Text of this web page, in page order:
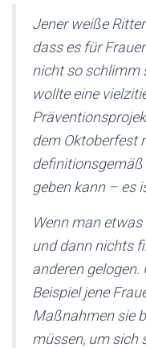
Jener weiße
dass es für
nicht so schlimm
wollte eine
dem Oktoberfest
definitionsgemäß
geben kann – es
Wenn man
und dann nichts
anderen gelogen.
Beispiel jene
Maßnahmen sie
müssen, um sich